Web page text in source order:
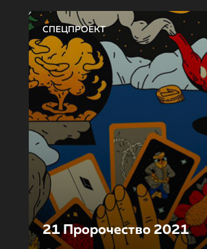
СПЕЦПРОЕКТ
21 Пророчество 2021